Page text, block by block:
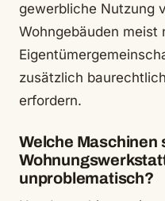
gewerbliche Nutzung
Wohngebäuden meist
zusätzlich
erfordern.
Welche Maschinen
unproblematisch?